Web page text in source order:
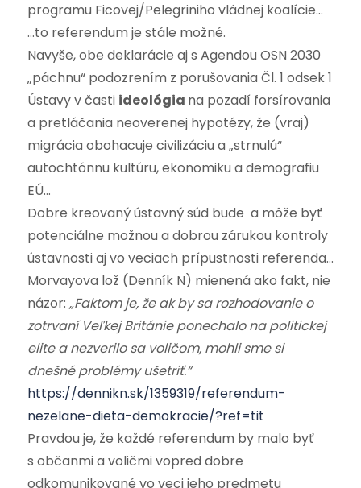
programu Ficovej/Pelegriniho vládnej koalície…
…to referendum je stále možné.
Navyše, obe deklarácie aj s Agendou OSN 2030
„páchnu“ podozrením z porušovania Čl. 1 odsek 1
Ústavy v časti ideológia na pozadí forsírovania
a pretláčania neoverenej hypotézy, že (vraj)
migrácia obohacuje civilizáciu a „strnulú“
autochtónnu kultúru, ekonomiku a demografiu
EÚ…
Dobre kreovaný ústavný súd bude a môže byť
potenciálne možnou a dobrou zárukou kontroly
ústavnosti aj vo veciach prípustnosti referenda…
Morvayova lož (Denník N) mienená ako fakt, nie
názor: „Faktom je, že ak by sa rozhodovanie o
zotrvaní Veľkej Británie ponechalo na politickej
elite a nezverilo sa voličom, mohli sme si
dnešné problémy ušetriť.“
https://dennikn.sk/1359319/referendum-
nezelane-dieta-demokracie/?ref=tit
Pravdou je, že každé referendum by malo byť
s občanmi a voličmi vopred dobre
odkomunikované vo veci jeho predmetu